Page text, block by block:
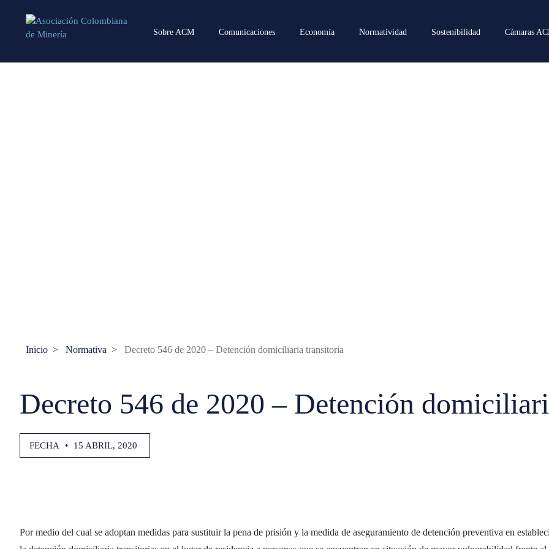
Sobre ACM Comunicaciones Economía Normatividad Sostenibilidad Cámaras
Inicio Normativa Decreto 546 de 2020 – Detención domiciliaria transitoria
Decreto 546 de 2020 – Detención
FECHA • 15 ABRIL, 2020
Por medio del cual se adoptan medidas para sustituir la pena de prisión y la medida de aseguramiento de detención preventiva en